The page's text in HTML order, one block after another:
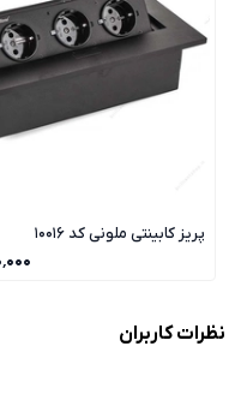
پریز کابینتی ملونی کد 10016
نظرات کاربران